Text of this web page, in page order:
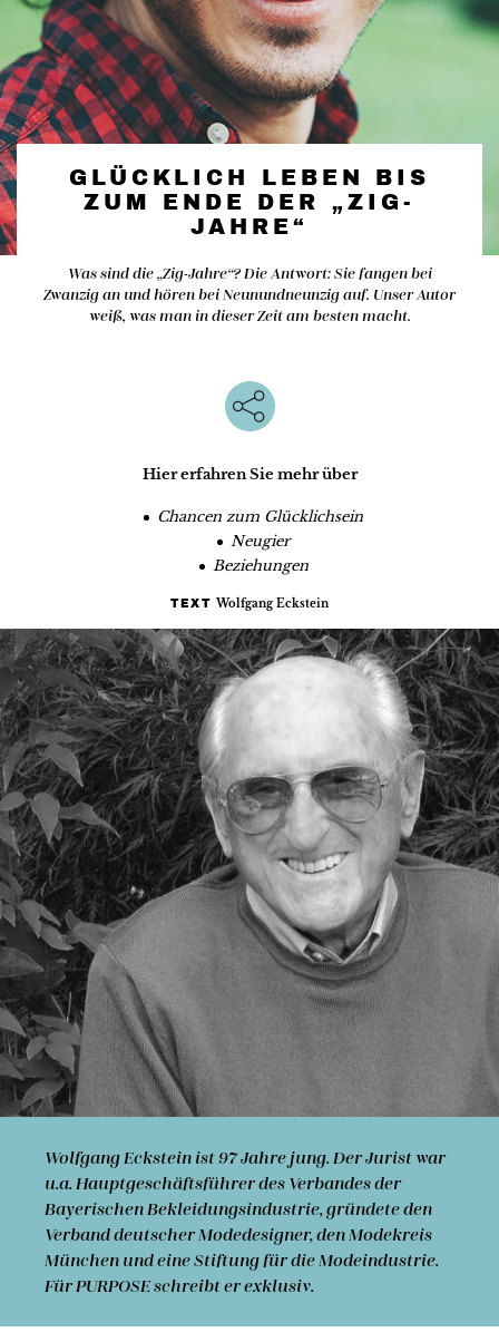
GLÜCKLICH LEBEN BIS
ZUM ENDE DER „ZIG-
JAHRE“
Was sind die „Zig-Jahre“? Die Antwort: Sie fangen bei
Zwanzig an und hören bei Neunundneunzig auf. Unser Autor
weiß, was man in dieser Zeit am besten macht.
Hier erfahren Sie mehr über
Chancen zum Glücklichsein
Neugier
Beziehungen
TEXT Wolfgang Eckstein
Wolfgang Eckstein ist 97 Jahre jung. Der Jurist war
u.a. Hauptgeschäftsführer des Verbandes der
Bayerischen Bekleidungsindustrie, gründete den
Verband deut­scher Mo­de­desig­ner, den Mo­de­kreis
München und eine Stif­tung für die Modeindustrie.
Für PURPOSE schreibt er exklusiv.